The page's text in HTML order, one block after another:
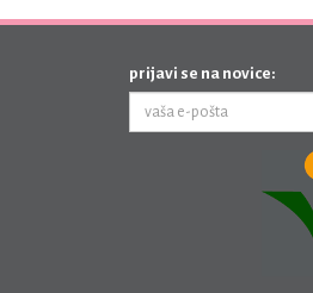
prijavi se na novice: